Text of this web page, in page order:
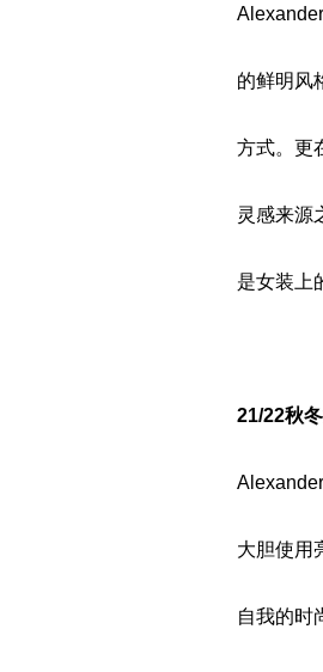
的鲜明风
方式。更
灵感来源
是女装上
21/22秋
大胆使用
自我的时